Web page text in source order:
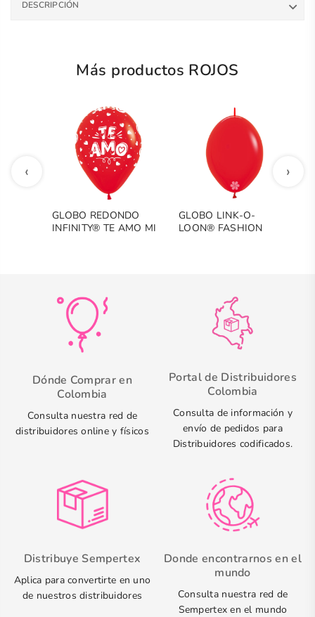
DESCRIPCIÓN
Más productos ROJOS
‹
GLOBO REDONDO
INFINITY® TE AMO MI
GLOBO LINK-O-
LOON® FASHION
›
Dónde Comprar en
Colombia
Consulta nuestra red de
distribuidores online y físicos
Portal de Distribuidores
Colombia
Consulta de información y
envío de pedidos para
Distribuidores codificados.
Distribuye Sempertex
Aplica para convertirte en uno
de nuestros distribuidores
Donde encontrarnos en el
mundo
Consulta nuestra red de
Sempertex en el mundo